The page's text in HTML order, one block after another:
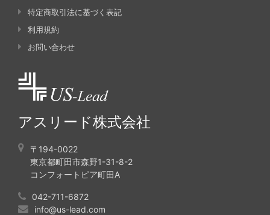
特定商取引法に基づく表記
利用規約
お問い合わせ
アスリード株式会社
〒194-0022
東京都町田市森野1-31-8-2
コンフォートピア町田A
042-711-6872
info@us-lead.com